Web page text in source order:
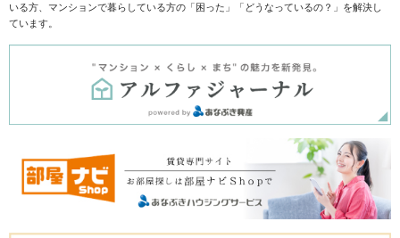
いる方、マンションで暮らしている方の「困った」「どうなっているの？」を解決し
ています。